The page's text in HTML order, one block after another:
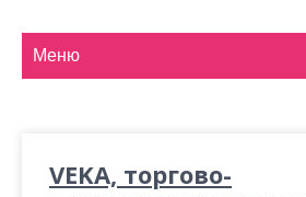
Меню
VEKA, торгово-